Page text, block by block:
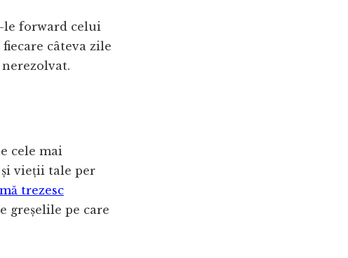
le forward celui
câteva zile
cele mai
vieții tale per
trezesc
greșelile pe care